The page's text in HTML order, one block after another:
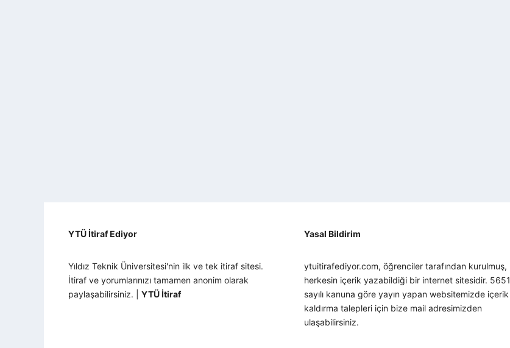
YTÜ İtiraf Ediyor
Yıldız Teknik Üniversitesi'nin ilk ve tek itiraf sitesi.
İtiraf ve yorumlarınızı tamamen anonim olarak
paylaşabilirsiniz. | YTÜ İtiraf
Yasal Bildirim
ytuitirafediyor.com, öğrenciler tarafından kurulmuş,
herkesin içerik yazabildiği bir internet sitesidir. 5651
sayılı kanuna göre yayın yapan websitemizde içerik
kaldırma talepleri için bize mail adresimizden
ulaşabilirsiniz.